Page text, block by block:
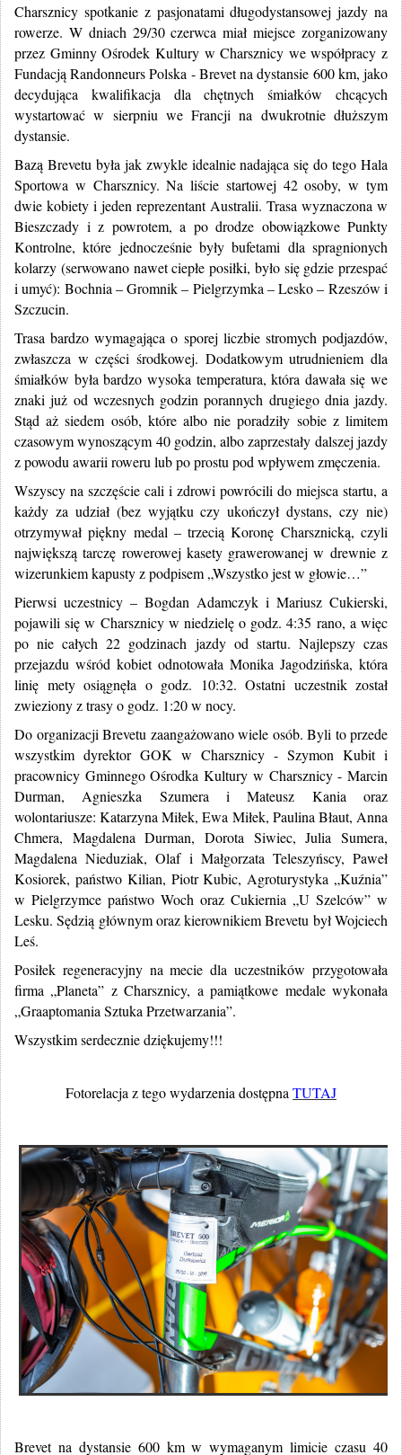
Charsznicy spotkanie z pasjonatami długodystansowej jazdy na
rowerze. W dniach 29/30 czerwca miał miejsce zorganizowany
przez Gminny Ośrodek Kultury w Charsznicy we współpracy z
Fundacją Randonneurs Polska - Brevet na dystansie 600 km, jako
decydująca kwalifikacja dla chętnych śmiałków chcących
wystartować w sierpniu we Francji na dwukrotnie dłuższym
dystansie.
Bazą Brevetu była jak zwykle idealnie nadająca się do tego Hala
Sportowa w Charsznicy. Na liście startowej 42 osoby, w tym
dwie kobiety i jeden reprezentant Australii. Trasa wyznaczona w
Bieszczady i z powrotem, a po drodze obowiązkowe Punkty
Kontrolne, które jednocześnie były bufetami dla spragnionych
kolarzy (serwowano nawet ciepłe posiłki, było się gdzie przespać
i umyć): Bochnia – Gromnik – Pielgrzymka – Lesko – Rzeszów i
Szczucin.
Trasa bardzo wymagająca o sporej liczbie stromych podjazdów,
zwłaszcza w części środkowej. Dodatkowym utrudnieniem dla
śmiałków była bardzo wysoka temperatura, która dawała się we
znaki już od wczesnych godzin porannych drugiego dnia jazdy.
Stąd aż siedem osób, które albo nie poradziły sobie z limitem
czasowym wynoszącym 40 godzin, albo zaprzestały dalszej jazdy
z powodu awarii roweru lub po prostu pod wpływem zmęczenia.
Wszyscy na szczęście cali i zdrowi powrócili do miejsca startu, a
każdy za udział (bez wyjątku czy ukończył dystans, czy nie)
otrzymywał piękny medal – trzecią Koronę Charsznicką, czyli
największą tarczę rowerowej kasety grawerowanej w drewnie z
wizerunkiem kapusty z podpisem „Wszystko jest w głowie…”
Pierwsi uczestnicy – Bogdan Adamczyk i Mariusz Cukierski,
pojawili się w Charsznicy w niedzielę o godz. 4:35 rano, a więc
po nie całych 22 godzinach jazdy od startu. Najlepszy czas
przejazdu wśród kobiet odnotowała Monika Jagodzińska, która
linię mety osiągnęła o godz. 10:32. Ostatni uczestnik został
zwieziony z trasy o godz. 1:20 w nocy.
Do organizacji Brevetu zaangażowano wiele osób. Byli to przede
wszystkim dyrektor GOK w Charsznicy - Szymon Kubit i
pracownicy Gminnego Ośrodka Kultury w Charsznicy - Marcin
Durman, Agnieszka Szumera i Mateusz Kania oraz
wolontariusze: Katarzyna Miłek, Ewa Miłek, Paulina Błaut, Anna
Chmera, Magdalena Durman, Dorota Siwiec, Julia Sumera,
Magdalena Nieduziak, Olaf i Małgorzata Teleszyńscy, Paweł
Kosiorek, państwo Kilian, Piotr Kubic, Agroturystyka „Kuźnia”
w Pielgrzymce państwo Woch oraz Cukiernia „U Szelców” w
Lesku. Sędzią głównym oraz kierownikiem Brevetu był Wojciech
Leś.
Posiłek regeneracyjny na mecie dla uczestników przygotowała
firma „Planeta” z Charsznicy, a pamiątkowe medale wykonała
„Graaptomania Sztuka Przetwarzania”.
Wszystkim serdecznie dziękujemy!!!
Fotorelacja z tego wydarzenia dostępna TUTAJ
Brevet na dystansie 600 km w wymaganym limicie czasu 40